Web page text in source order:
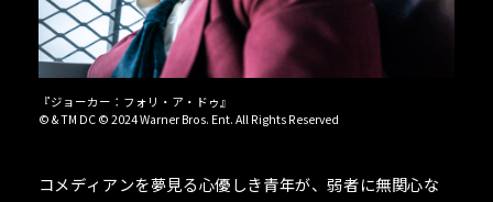
『ジョーカー：フォリ・ア・ドゥ』
© & TM DC © 2024 Warner Bros. Ent. All Rights Reserved
コメディアンを夢見る心優しき青年が、弱者に無関心な